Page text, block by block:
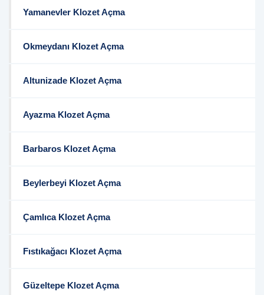
Yamanevler Klozet Açma
Okmeydanı Klozet Açma
Altunizade Klozet Açma
Ayazma Klozet Açma
Barbaros Klozet Açma
Beylerbeyi Klozet Açma
Çamlıca Klozet Açma
Fıstıkağacı Klozet Açma
Güzeltepe Klozet Açma